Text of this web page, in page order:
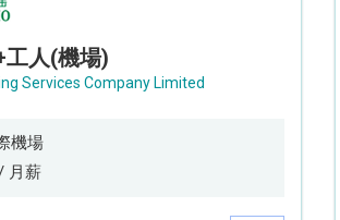
工人(機場)
Services Company Limited
機場
月薪